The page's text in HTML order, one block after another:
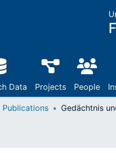
Data Projects People
Publications